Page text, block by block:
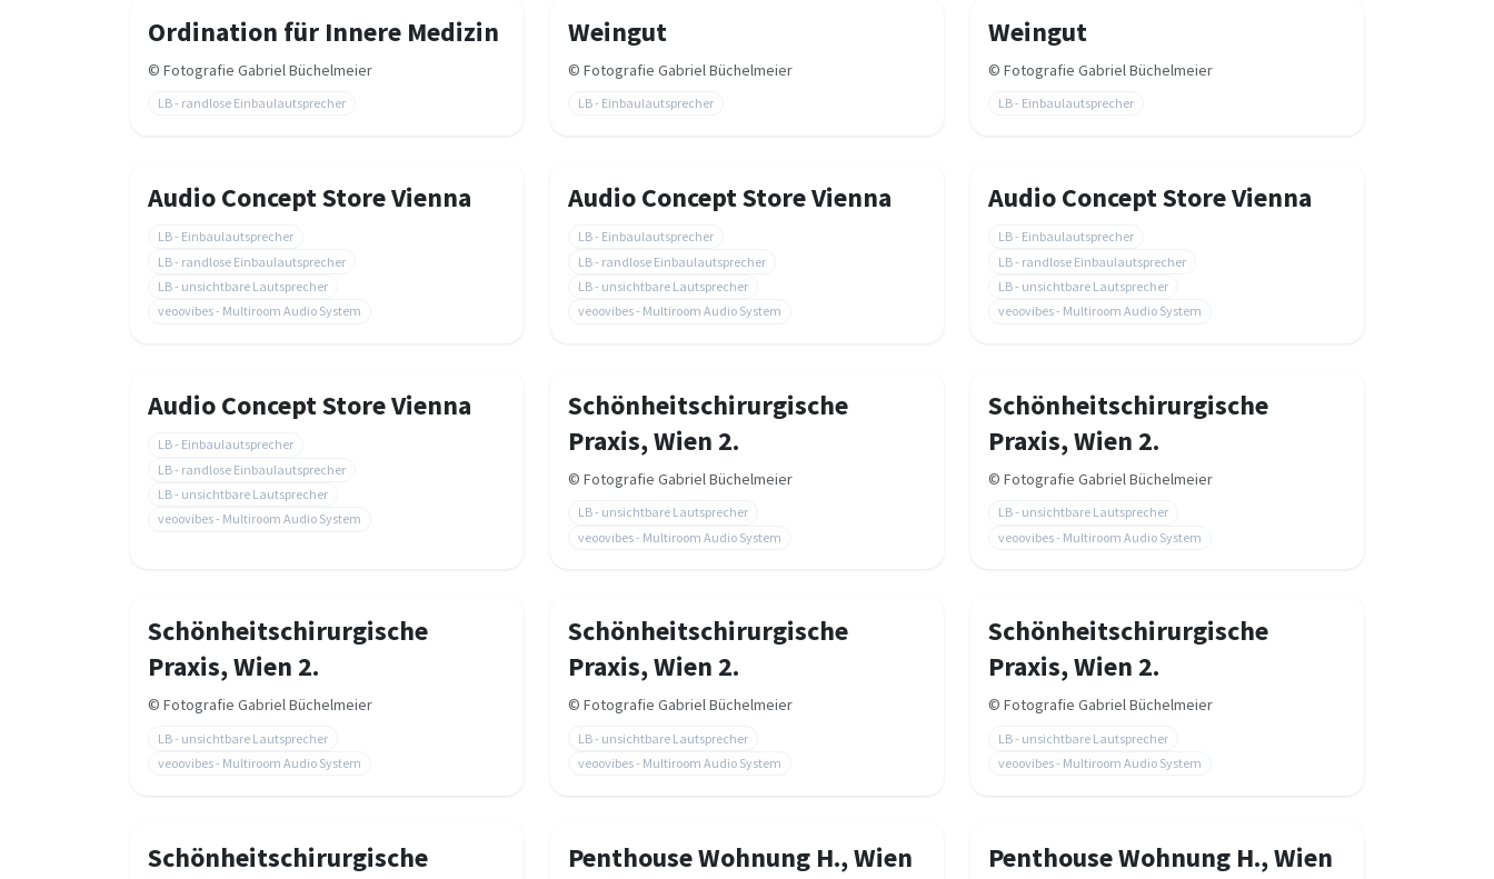
Ordination für Innere Medizin
© Fotografie Gabriel Büchelmeier
LB - randlose Einbaulautsprecher
Weingut
© Fotografie Gabriel Büchelmeier
LB - Einbaulautsprecher
Weingut
© Fotografie Gabriel Büchelmeier
LB - Einbaulautsprecher
Audio Concept Store Vienna
LB - Einbaulautsprecher
LB - randlose Einbaulautsprecher
LB - unsichtbare Lautsprecher
veoovibes - Multiroom Audio System
Audio Concept Store Vienna
LB - Einbaulautsprecher
LB - randlose Einbaulautsprecher
LB - unsichtbare Lautsprecher
veoovibes - Multiroom Audio System
Audio Concept Store Vienna
LB - Einbaulautsprecher
LB - randlose Einbaulautsprecher
LB - unsichtbare Lautsprecher
veoovibes - Multiroom Audio System
Audio Concept Store Vienna
LB - Einbaulautsprecher
LB - randlose Einbaulautsprecher
LB - unsichtbare Lautsprecher
veoovibes - Multiroom Audio System
Schönheitschirurgische
Praxis, Wien 2.
© Fotografie Gabriel Büchelmeier
LB - unsichtbare Lautsprecher
veoovibes - Multiroom Audio System
Schönheitschirurgische
Praxis, Wien 2.
© Fotografie Gabriel Büchelmeier
LB - unsichtbare Lautsprecher
veoovibes - Multiroom Audio System
Schönheitschirurgische
Praxis, Wien 2.
© Fotografie Gabriel Büchelmeier
LB - unsichtbare Lautsprecher
veoovibes - Multiroom Audio System
Schönheitschirurgische
Praxis, Wien 2.
© Fotografie Gabriel Büchelmeier
LB - unsichtbare Lautsprecher
veoovibes - Multiroom Audio System
Schönheitschirurgische
Praxis, Wien 2.
© Fotografie Gabriel Büchelmeier
LB - unsichtbare Lautsprecher
veoovibes - Multiroom Audio System
Schönheitschirurgische
Penthouse Wohnung H., Wien
Penthouse Wohnung H., Wien